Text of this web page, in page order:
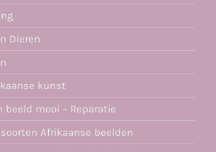
Dieren
kunst
beeld mooi – Reparatie
Afrikaanse beelden